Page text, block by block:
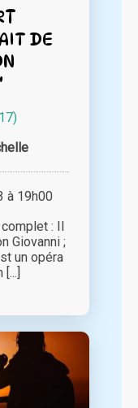
DE
à 19h00
: Il
Giovanni ;
un opéra